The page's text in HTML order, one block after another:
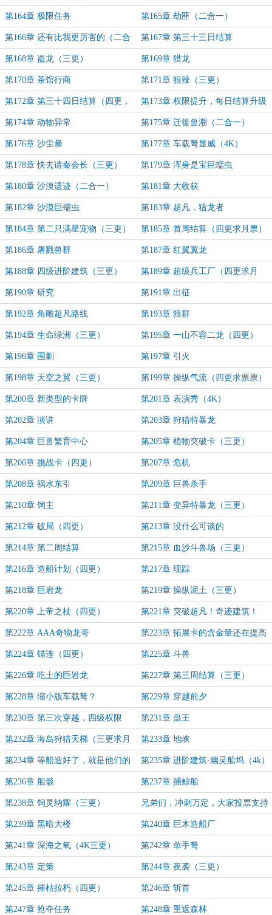
第164章 极限任务 第165章 劫匪（二合一）
第166章 还有比我更厉害的（二合
一）
第167章 第三十三日结算
第168章 盗龙（三更） 第169章 猎龙
第170章 茶馆行商 第171章 狠辣（三更）
第172章 第三十四日结算（四更，
求票票）
第173章 权限提升，每日结算升级
第174章 动物异常 第175章 迁徙兽潮（二合一）
第176章 沙尘暴 第177章 车载弩显威（4K）
第178章 快去请秦会长（三更） 第179章 浑身是宝巨蠕虫
第180章 沙漠遗迹（二合一） 第181章 大收获
第182章 沙漠巨蠕虫 第183章 超凡，猎龙者
第184章 第二只满星宠物（三更） 第185章 首周结算（四更求月票）
第186章 屠戮兽群 第187章 红翼翼龙
第188章 四级进阶建筑（三更） 第189章 超级兵工厂（四更求月
票）
第190章 研究 第191章 出征
第192章 角雕超凡路线 第193章 狼群
第194章 生命绿洲（三更） 第195章 一山不容二龙（四更）
第196章 围剿 第197章 引火
第198章 天空之翼（三更） 第199章 操纵气流（四更求票票）
第200章 新类型的卡牌 第201章 表演秀（4K）
第202章 演讲 第203章 狩猎特暴龙
第204章 巨兽繁育中心 第205章 植物突破卡（三更）
第206章 挑战卡（四更） 第207章 危机
第208章 祸水东引 第209章 巨兽杀手
第210章 饲主 第211章 变异特暴龙（三更）
第212章 破局（四更） 第213章 没什么可谈的
第214章 第二周结算 第215章 血沙斗兽场（三更）
第216章 造船计划（四更） 第217章 现踪
第218章 巨岩龙 第219章 操纵泥土（三更）
第220章 上帝之杖（四更） 第221章 突破超凡！奇迹建筑！
第222章 AAA奇物龙哥 第223章 拓展卡的含金量还在提高
（三更）
第224章 锚连（四更） 第225章 斗兽
第226章 吃土的巨岩龙 第227章 第三周结算（三更）
第228章 缩小版车载弩？ 第229章 穿越前夕
第230章 第三次穿越，四级权限 第231章 蛊王
第232章 海岛狩猎天梯（三更求月
票）
第233章 地峡
第234章 等船造好了，就是他们的
末日
第235章 进阶建筑·幽灵船坞（4k）
第236章 船骸 第237章 捕鲸船
第238章 饲灵纳耀（三更） 兄弟们，冲刺万定，大家投票支持
一下！
第239章 黑暗大楼 第240章 巨木造船厂
第241章 深海之氧（4K三更） 第242章 单手弩
第243章 定策 第244章 夜袭（三更）
第245章 摧枯拉朽（四更） 第246章 斩首
第247章 抢夺任务 第248章 重返森林